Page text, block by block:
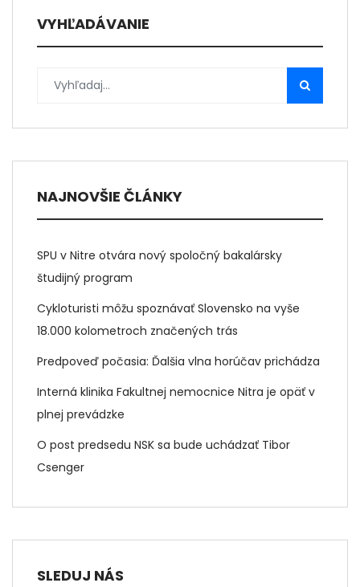
VYHĽADÁVANIE
NAJNOVŠIE ČLÁNKY
SPU v Nitre otvára nový spoločný bakalársky
študijný program
Cykloturisti môžu spoznávať Slovensko na vyše
18.000 kolometroch značených trás
Predpoveď počasia: Ďalšia vlna horúčav prichádza
Interná klinika Fakultnej nemocnice Nitra je opäť v
plnej prevádzke
O post predsedu NSK sa bude uchádzať Tibor
Csenger
SLEDUJ NÁS